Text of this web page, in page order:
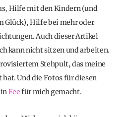
Hilfe mit den Kindern (und
Glück), Hilfe bei mehr oder
Auch dieser Artikel
kann nicht sitzen und arbeiten.
Stehpult, das meine
Und die Fotos für diesen
Feefür mich gemacht.